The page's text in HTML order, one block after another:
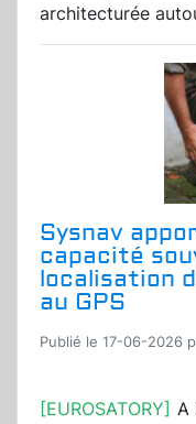
architecturée
Sysnav
capacité
localisation
au GPS
Publié le 17-06-2026
[EUROSATORY] A